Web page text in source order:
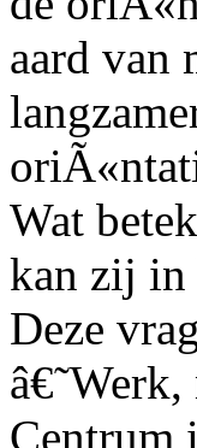
aard van
Wat
kan zij in
Deze
Centrum